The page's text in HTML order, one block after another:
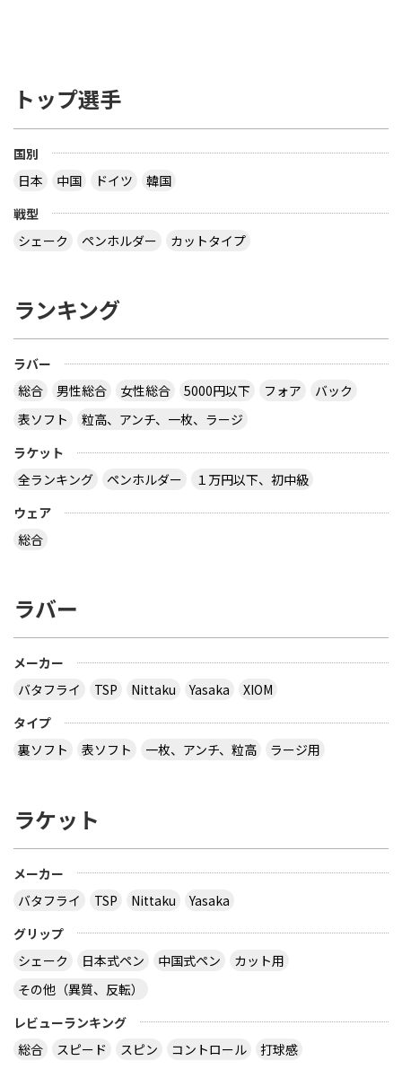
レードの厚さで 85% は天然木材でなくてはならな
い とすると、接着層の厚さは ３枚合板で 15 / 2 ＝
7.5% 以下 ５枚合板で 15 / 4 ＝ 3.75% 以下 ７枚合
なら接着層 15% もありえますね 【質問】 （１）卓
ラケットで フォア面に近い所に 厚い接着層を入れ
る想定をしたのでしょうか？
いケースもあり得ますよ。 ２枚合板、昔にあったセ
板だったか、４枚合板だったかは忘れましたが。
サイトを見る
http://table-tennis.ocnk.net/ こちらでユニフォー
おうと思っているのは Li-Ning リーニン 中国代表ユ
３月２８日～島根県で行われた全国中学選抜卓球大
会で販売されていた 背面に「loved table
tennis~」と書かれたデザインTシャツ どこで購入
多分大会Ｔシャツでしょう。 どこでも売ってないの
では？ その会場でしか買えませんので、 最後の方
はサイズごとに売り切れになるので、 欲しい場合は
午前中に購入した方が良いでしょう。 県大会より上
で、出られなくても見に行くといいと思います。
virtual table tennisというアプリについてです。
サーブから回転(カーブなど)をかけるのってどうや
出来ますが、サーブからはできません 。 もしかし
トップ選手
国別
日本
中国 ドイツ
韓国
戦型
シェーク
ペンホルダー カットタイプ
ランキング
ラバー
総合
男性総合 女性総合 5000円以下 フォア
バック
表ソフト
粒高、アンチ、一枚、ラージ
ラケット
全ランキング
ペンホルダー
１万円以下、初中級
ウェア
総合
ラバー
メーカー
バタフライ
TSP Nittaku Yasaka
XIOM
タイプ
裏ソフト
表ソフト 一枚、アンチ、粒高 ラージ用
ラケット
メーカー
バタフライ
TSP Nittaku
Yasaka
グリップ
シェーク
日本式ペン 中国式ペン
カット用
その他（異質、反転）
レビューランキング
総合
スピード スピン コントロール 打球感